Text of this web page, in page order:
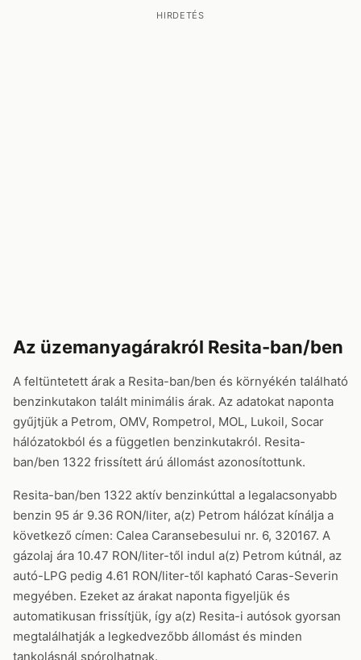
HIRDETÉS
Az üzemanyagárakról Resita-ban/ben
A feltüntetett árak a Resita-ban/ben és környékén található
benzinkutakon talált minimális árak. Az adatokat naponta
gyűjtjük a Petrom, OMV, Rompetrol, MOL, Lukoil, Socar
hálózatokból és a független benzinkutakról. Resita-
ban/ben 1322 frissített árú állomást azonosítottunk.
Resita-ban/ben 1322 aktív benzinkúttal a legalacsonyabb
benzin 95 ár 9.36 RON/liter, a(z) Petrom hálózat kínálja a
következő címen: Calea Caransebesului nr. 6, 320167. A
gázolaj ára 10.47 RON/liter-től indul a(z) Petrom kútnál, az
autó-LPG pedig 4.61 RON/liter-től kapható Caras-Severin
megyében. Ezeket az árakat naponta figyeljük és
automatikusan frissítjük, így a(z) Resita-i autósok gyorsan
megtalálhatják a legkedvezőbb állomást és minden
tankolásnál spórolhatnak.